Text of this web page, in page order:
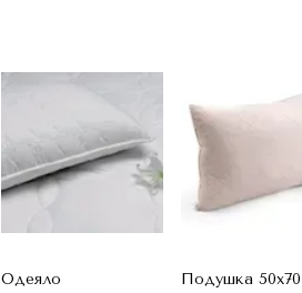
Одеяло
Подушка 50х70